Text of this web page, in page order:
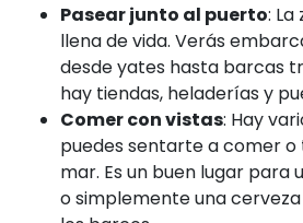
Pasear junto al puerto:
llena de vida. Verás
desde yates hasta barcas
hay tiendas, heladerías y
Comer con vistas: Hay
puedes sentarte a comer
mar. Es un buen lugar para
o simplemente una